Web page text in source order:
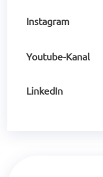
Instagram
Youtube-Kanal
LinkedIn